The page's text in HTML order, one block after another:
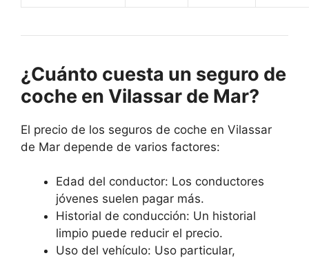
¿Cuánto cuesta un seguro de
coche en Vilassar de Mar?
El precio de los seguros de coche en Vilassar
de Mar depende de varios factores:
Edad del conductor: Los conductores
jóvenes suelen pagar más.
Historial de conducción: Un historial
limpio puede reducir el precio.
Uso del vehículo: Uso particular,